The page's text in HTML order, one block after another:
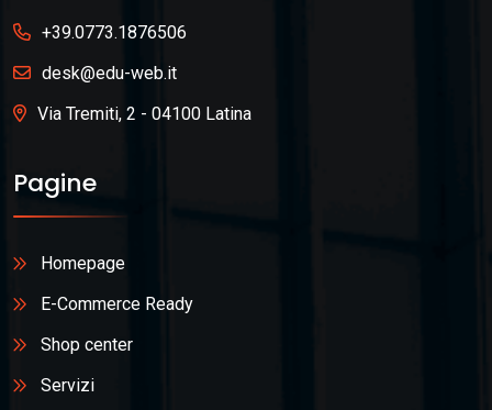
+39.0773.1876506
desk@edu-web.it
Via Tremiti, 2 - 04100 Latina
Pagine
Homepage
E-Commerce Ready
Shop center
Servizi